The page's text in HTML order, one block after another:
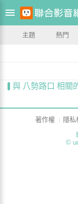
主題 熱門
與 八勢路口 相關
著作權 隱私
©